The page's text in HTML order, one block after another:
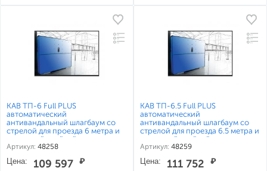
КАВ ТП-6 Full PLUS
автоматический
антивандальный шлагбаум со
стрелой для проезда 6 метра и
приемной стойкой
Артикул: 48258
Цена: 109 597 ₽
КАВ ТП-6.5 Full PLUS
автоматический
антивандальный шлагбаум со
стрелой для проезда 6.5 метра и
приемной стойкой
Артикул: 48259
Цена: 111 752 ₽